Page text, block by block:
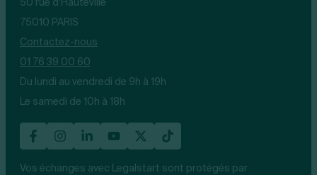
75010 PARIS
Contactez-nous
01 76 39 00 60
Du lundi au vendredi de 9h à 19h
Le samedi de 10h à 18h
Vos échanges avec Legalstart sont protégés par